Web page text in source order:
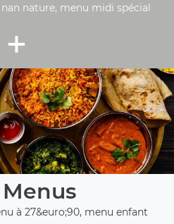
nature, menu midi spécial
+
Menus
à 27&euro;90, menu enfant